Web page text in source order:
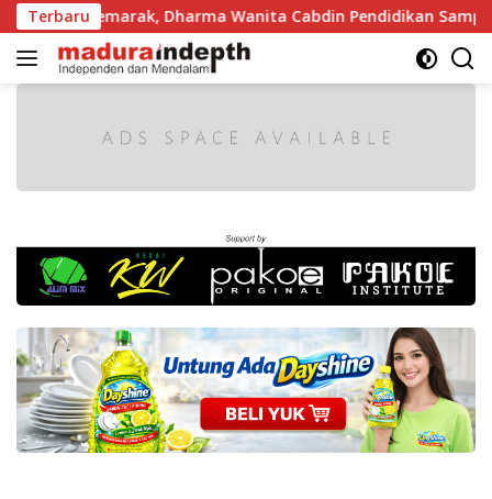
Langsung
ke
konten
Terbaru
Semarak, Dharma Wanita Cabdin Pendidikan Sampang